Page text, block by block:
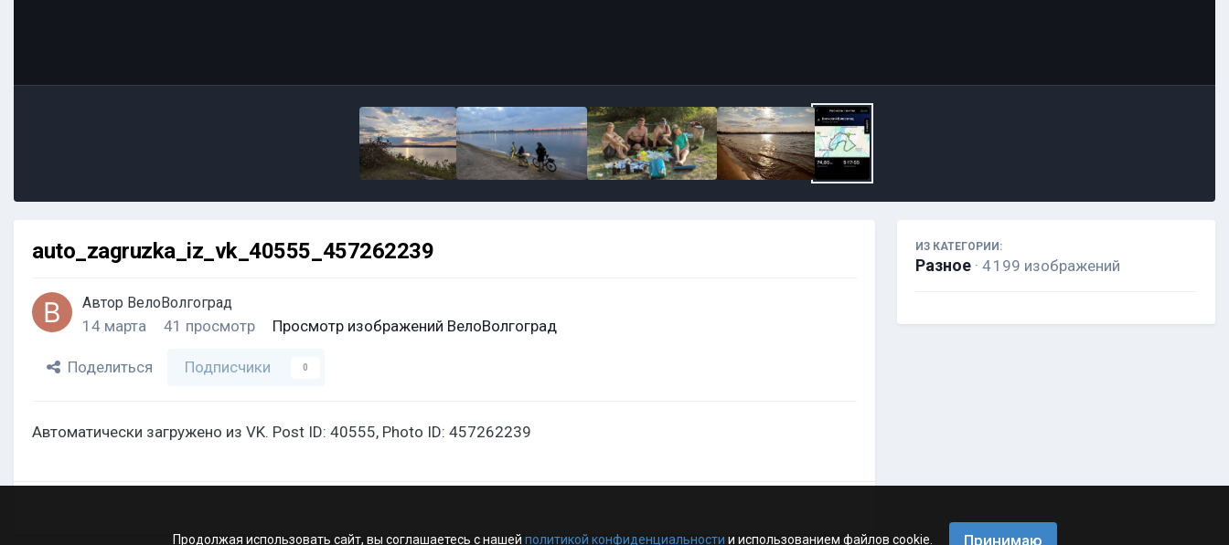
auto_zagruzka_iz_vk_40555_457262239
Автор ВелоВолгоград
14 марта 41 просмотр Просмотр изображений ВелоВолгоград
Поделиться Подписчики 0
Автоматически загружено из VK. Post ID: 40555, Photo ID: 457262239
ИЗ КАТЕГОРИИ:
Разное · 4 199 изображений
Продолжая использовать сайт, вы соглашаетесь с нашей политикой конфиденциальности и использованием файлов cookie. Принимаю